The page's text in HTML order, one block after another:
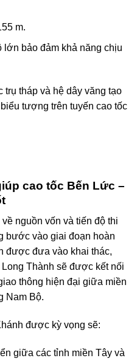
m.
lớn bảo đảm khả năng chịu
trụ tháp và hệ dây văng tạo
tượng trên tuyến cao tốc
cao tốc Bến Lức –
nguồn vốn và tiến độ thi
bước vào giai đoạn hoàn
được đưa vào khai thác,
Thành sẽ được kết nối
thông hiện đại giữa miền
Nam Bộ.
được kỳ vọng sẽ:
giữa các tỉnh miền Tây và